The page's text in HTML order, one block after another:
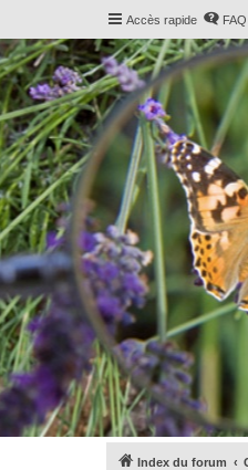
Accès rapide FAQ
Index du forum